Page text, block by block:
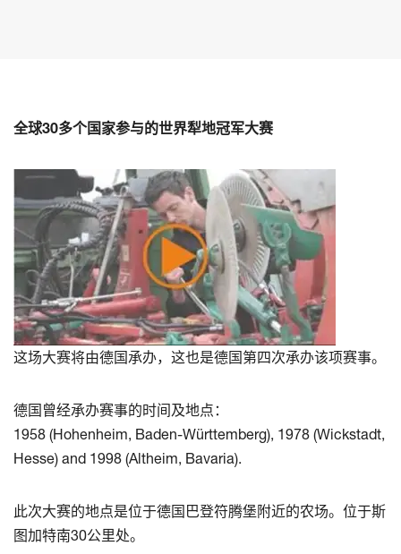
全球30多个国家参与的世界犁地冠军大赛
这场大赛将由德国承办，这也是德国第四次承办该项赛事。
德国曾经承办赛事的时间及地点：
1958 (Hohenheim, Baden-Württemberg), 1978 (Wickstadt,
Hesse) and 1998 (Altheim, Bavaria).
此次大赛的地点是位于德国巴登符腾堡附近的农场。位于斯
图加特南30公里处。